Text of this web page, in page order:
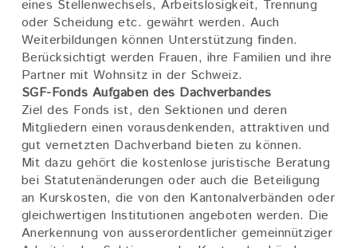
eines Stellenwechsels, Arbeitslosigkeit, Trennung
oder Scheidung etc. gewährt werden. Auch
Weiterbildungen können Unterstützung finden.
Berücksichtigt werden Frauen, ihre Familien und ihre
Partner mit Wohnsitz in der Schweiz.
SGF-Fonds Aufgaben des Dachverbandes
Ziel des Fonds ist, den Sektionen und deren
Mitgliedern einen vorausdenkenden, attraktiven und
gut vernetzten Dachverband bieten zu können.
Mit dazu gehört die kostenlose juristische Beratung
bei Statutenänderungen oder auch die Beteiligung
an Kurskosten, die von den Kantonalverbänden oder
gleichwertigen Institutionen angeboten werden. Die
Anerkennung von ausserordentlicher gemeinnütziger